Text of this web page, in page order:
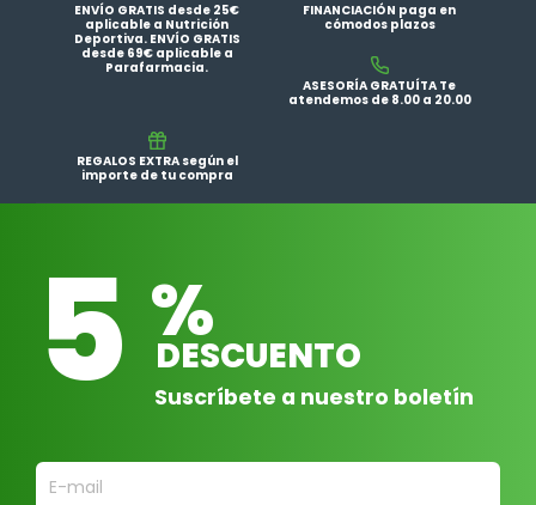
ENVÍO GRATIS desde 25€
aplicable a Nutrición
Deportiva. ENVÍO GRATIS
desde 69€ aplicable a
Parafarmacia.
FINANCIACIÓN paga en
cómodos plazos
ASESORÍA GRATUÍTA Te
atendemos de 8.00 a 20.00
REGALOS EXTRA según el
importe de tu compra
5 %
DESCUENTO
Suscríbete a nuestro boletín